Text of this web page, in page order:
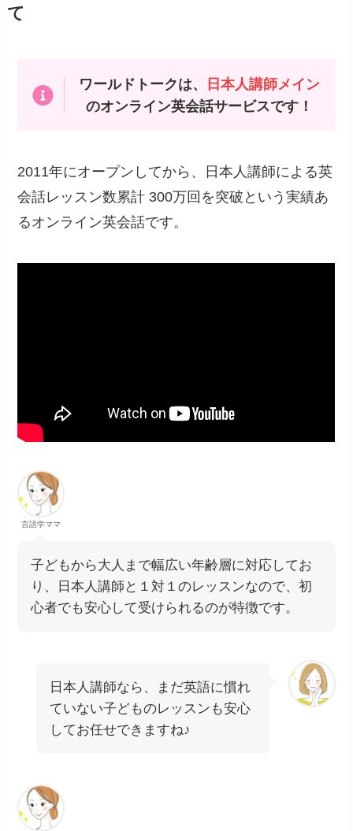
て
ワールドトークは、
日本人講師メイン
のオンライン英会話サービスです！
2011年にオープンしてから、日本人講師による英
会話レッスン数累計 300万回を突破という実績あ
るオンライン英会話です。
言語学ママ
子どもから大人まで幅広い年齢層に対応してお
り、日本人講師と１対１のレッスンなので、初
心者でも安心して受けられるのが特徴です。
日本人講師なら、まだ英語に慣れ
ていない子どものレッスンも安心
してお任せできますね♪